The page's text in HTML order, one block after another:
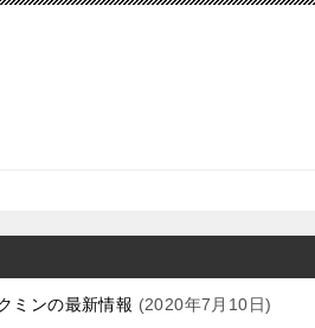
ミンの最新情報 2020年7月10日